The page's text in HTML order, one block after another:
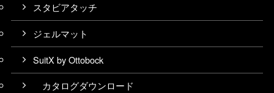
スタビアタッチ
ジェルマット
SuitX by Ottobock
カタログダウンロード